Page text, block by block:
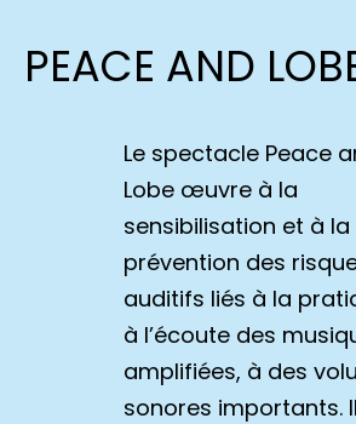
PEACE AND
Le spectacle Peace
Lobe œuvre à la
sensibilisation et à la
prévention des
auditifs liés à la
à l’écoute des
amplifiées, à des
sonores importants. Il